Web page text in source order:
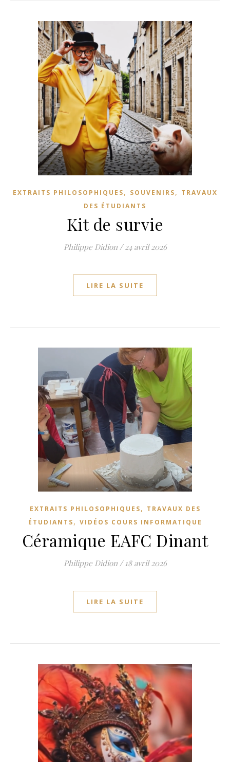
EXTRAITS PHILOSOPHIQUES, SOUVENIRS, TRAVAUX
DES ÉTUDIANTS
Kit de survie
Philippe Didion / 24 avril 2026
LIRE LA SUITE
EXTRAITS PHILOSOPHIQUES, TRAVAUX DES
ÉTUDIANTS, VIDÉOS COURS INFORMATIQUE
Céramique EAFC Dinant
Philippe Didion / 18 avril 2026
LIRE LA SUITE